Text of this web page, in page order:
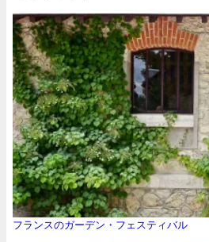
フランスのガーデン・フェスティバル